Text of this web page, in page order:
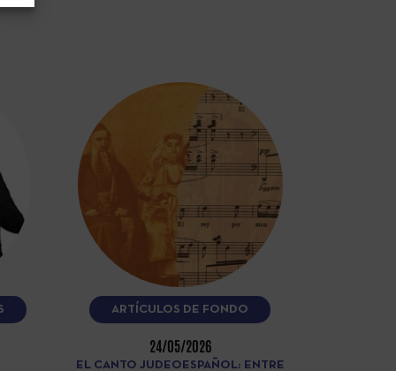
ARTÍCULOS DE FONDO
24/05/2026
EL CANTO JUDEOESPAÑOL: ENTRE